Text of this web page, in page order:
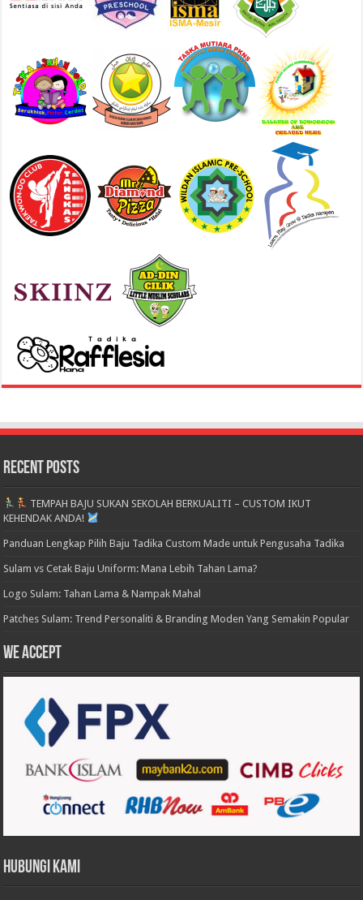
Recent Posts
TEMPAH BAJU SUKAN SEKOLAH BERKUALITI – CUSTOM IKUT
KEHENDAK ANDA!
Panduan Lengkap Pilih Baju Tadika Custom Made untuk Pengusaha Tadika
Sulam vs Cetak Baju Uniform: Mana Lebih Tahan Lama?
Logo Sulam: Tahan Lama & Nampak Mahal
Patches Sulam: Trend Personaliti & Branding Moden Yang Semakin Popular
We accept
Hubungi Kami